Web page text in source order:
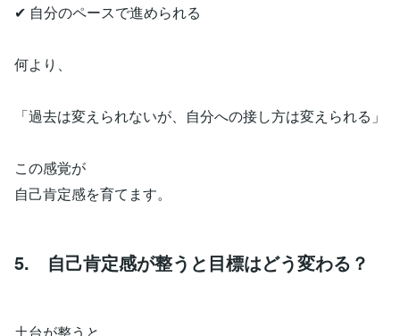
✔ 自分のペースで進められる
何より、
「過去は変えられないが、自分への接し方は変えられる」
この感覚が
自己肯定感を育てます。
5. 自己肯定感が整うと目標はどう変わる？
土台が整うと、